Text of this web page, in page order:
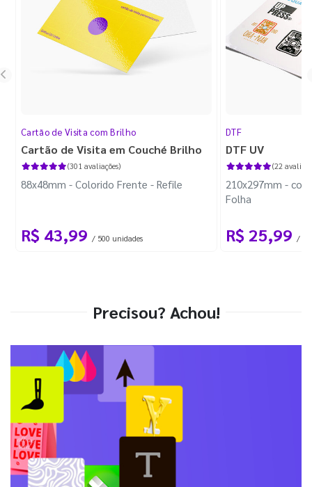
Cartão de Visita com Brilho
Cartão de Visita em Couché Brilho
(301 avaliações)
88x48mm - Colorido Frente - Refile
R$ 43,99 / 500 unidades
DTF
DTF UV
(22
210x297mm -
Folha
R$ 25,99 / 1
Precisou? Achou!